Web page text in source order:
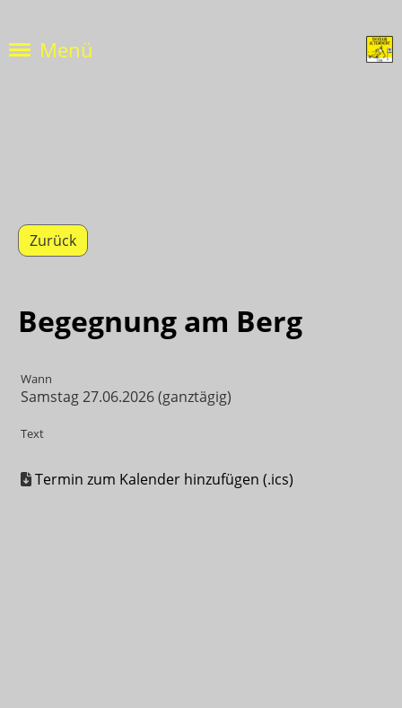
Menü
Zurück
Begegnung am Berg
Wann
Samstag 27.06.2026 (ganztägig)
Text
Termin zum Kalender hinzufügen (.ics)